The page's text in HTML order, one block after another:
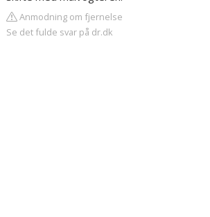
Anmodning om fjernelse
Se det fulde svar på dr.dk